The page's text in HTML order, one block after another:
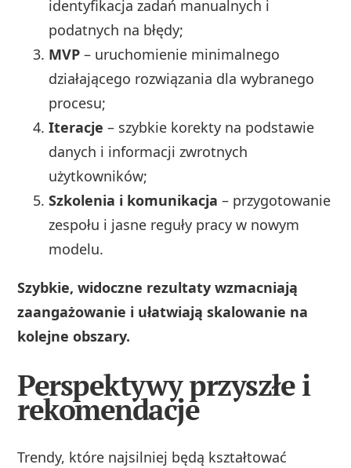
identyfikacja zadań manualnych i
podatnych na błędy;
MVP – uruchomienie minimalnego
działającego rozwiązania dla wybranego
procesu;
Iteracje – szybkie korekty na podstawie
danych i informacji zwrotnych
użytkowników;
Szkolenia i komunikacja – przygotowanie
zespołu i jasne reguły pracy w nowym
modelu.
Szybkie, widoczne rezultaty wzmacniają
zaangażowanie i ułatwiają skalowanie na
kolejne obszary.
Perspektywy przyszłe i
rekomendacje
Trendy, które najsilniej będą kształtować